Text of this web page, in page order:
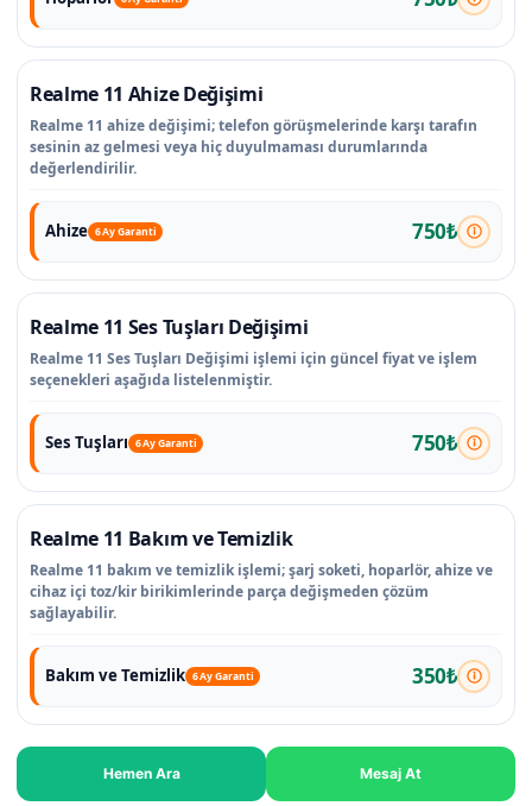
Realme 11 Ahize Değişimi
Realme 11 ahize değişimi; telefon görüşmelerinde karşı tarafın
sesinin az gelmesi veya hiç duyulmaması durumlarında
değerlendirilir.
Ahize 6 Ay Garanti 750₺
Realme 11 Ses Tuşları Değişimi
Realme 11 Ses Tuşları Değişimi işlemi için güncel fiyat ve işlem
seçenekleri aşağıda listelenmiştir.
Ses Tuşları 6 Ay Garanti 750₺
Realme 11 Bakım ve Temizlik
Realme 11 bakım ve temizlik işlemi; şarj soketi, hoparlör, ahize ve
cihaz içi toz/kir birikimlerinde parça değişmeden çözüm
sağlayabilir.
Bakım ve Temizlik 6 Ay Garanti 350₺
Hemen Ara Mesaj At